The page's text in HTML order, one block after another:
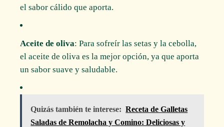
el sabor cálido que aporta.
Aceite de oliva: Para sofreír las setas y la cebolla,
el aceite de oliva es la mejor opción, ya que aporta
un sabor suave y saludable.
Quizás también te interese: Receta de Galletas
Saladas de Remolacha y Comino: Deliciosas y